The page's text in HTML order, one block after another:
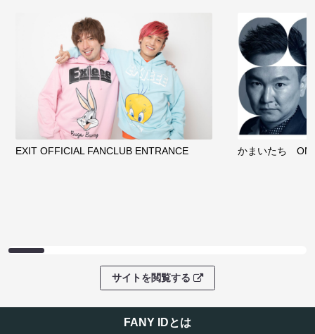
EXIT OFFICIAL FANCLUB ENTRANCE かまいたち
サイトを閲覧する
FANY IDとは